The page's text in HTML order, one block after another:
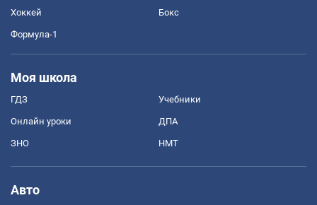
Хоккей Бокс
Формула-1
Моя школа
ГДЗ Учебники
Онлайн уроки ДПА
ЗНО НМТ
Авто